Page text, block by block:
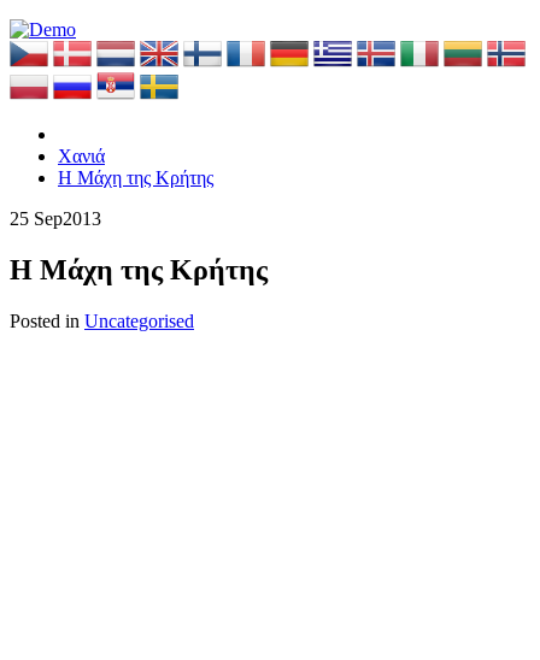
Χανιά
Η Μάχη της Κρήτης
25 Sep2013
Η Μάχη της Κρήτης
Posted in Uncategorised